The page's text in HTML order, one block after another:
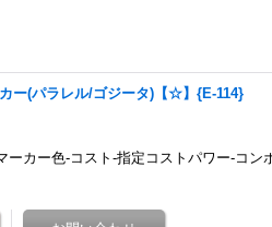
カー(パラレル/ゴジータ)【☆】{E-114}
ーカー色-コスト-指定コストパワー-コン